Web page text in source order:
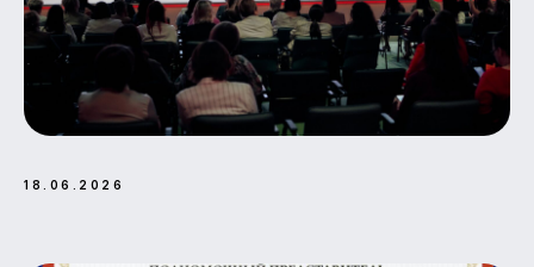
18.06.2026